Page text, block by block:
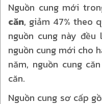
Nguồn cung mới
căn, giảm 47% theo
nguồn cung này
nguồn cung mới cho
năm, nguồn cung
căn.
Nguồn cung sơ cấp